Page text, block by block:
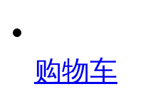
购物车